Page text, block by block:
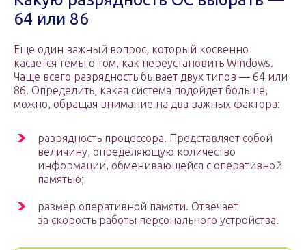
64 или 86
Еще один важный вопрос, который косвенно
касается темы о том, как переустановить Windows.
Чаще всего разрядность бывает двух типов — 64 или
86. Определить, какая система подойдет больше,
можно, обращая внимание на два важных фактора:
разрядность процессора. Представляет собой
величину, определяющую количество
информации, обменивающейся с оперативной
памятью;
размер оперативной памяти. Отвечает
за скорость работы персонального устройства.